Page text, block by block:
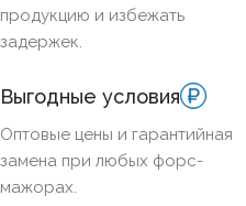
продукцию и избежать
задержек.
Выгодные условия
Оптовые цены и гарантийная
замена при любых форс-
мажорах.